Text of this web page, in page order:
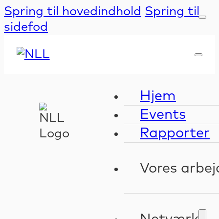
Spring til hovedindhold Spring til
sidefod
Hjem
Events
Rapporter
Vores